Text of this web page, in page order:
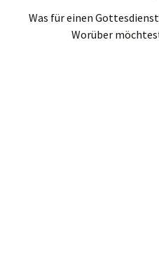
Was für einen
Worüber